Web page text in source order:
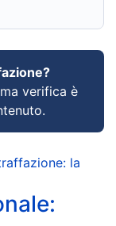
verifica è
la